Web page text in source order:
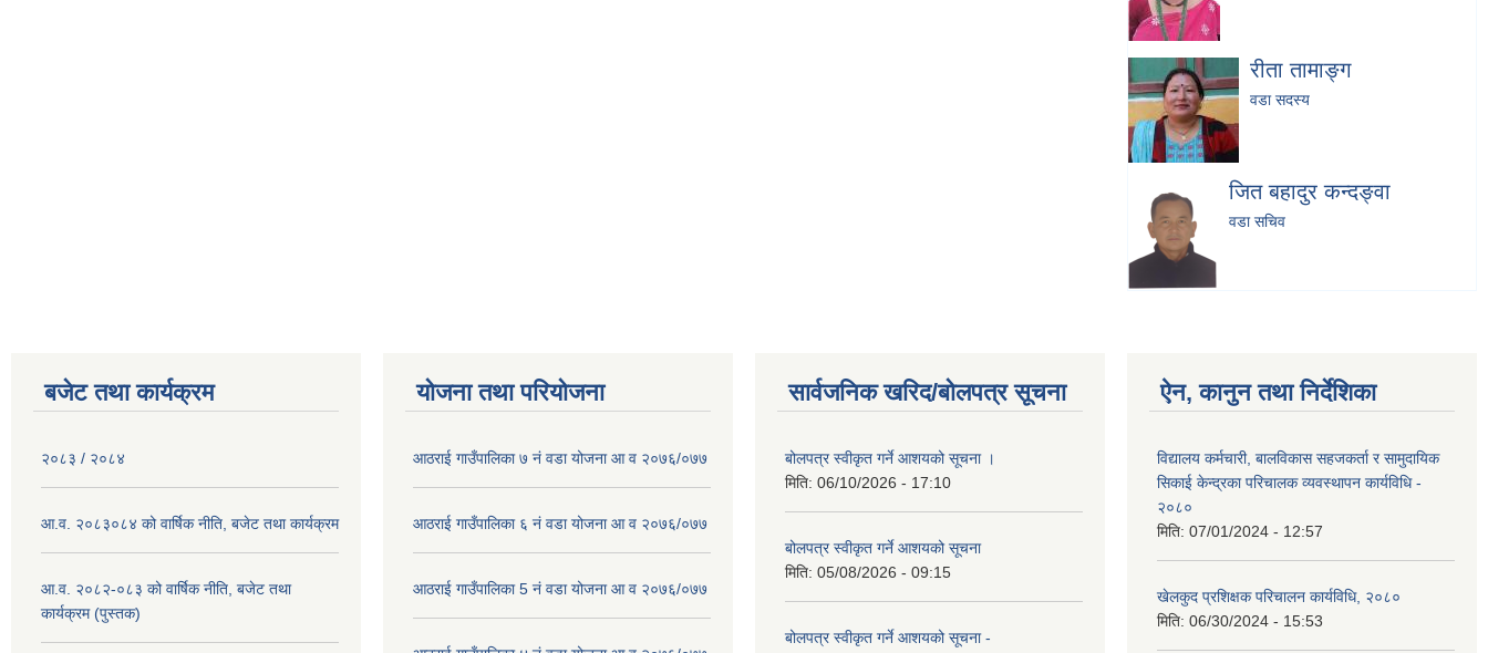
रीता तामाङ्ग
वडा सदस्य
जित बहादुर कन्दङ्वा
वडा सचिव
बजेट तथा कार्यक्रम
२०८३ / २०८४
आ.व. २०८३०८४ को वार्षिक नीति, बजेट तथा कार्यक्रम
आ.व. २०८२-०८३ को वार्षिक नीति, बजेट तथा
कार्यक्रम (पुस्तक)
योजना तथा परियोजना
आठराई गाउँपालिका ७ नं वडा योजना आ व २०७६/०७७
आठराई गाउँपालिका ६ नं वडा योजना आ व २०७६/०७७
आठराई गाउँपालिका 5 नं वडा योजना आ व २०७६/०७७
सार्वजनिक खरिद/बोलपत्र सूचना
बोलपत्र स्वीकृत गर्ने आशयको सूचना ।
मिति: 06/10/2026 - 17:10
बोलपत्र स्वीकृत गर्ने आशयको सूचना
मिति: 05/08/2026 - 09:15
बोलपत्र स्वीकृत गर्ने आशयको सूचना -
ऐन, कानुन तथा निर्देशिका
विद्यालय कर्मचारी, बालविकास सहज‍कर्ता र सामुदायिक
सिकाई केन्द्रका परिचालक व्यवस्थापन कार्यविधि -
२०८०
मिति: 07/01/2024 - 12:57
खेलकुद प्रशिक्षक परिचालन कार्यविधि, २०८०
मिति: 06/30/2024 - 15:53